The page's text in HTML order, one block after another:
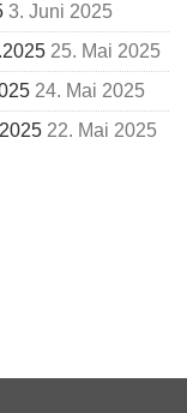
3. Juni 2025
25. Mai 2025
24. Mai 2025
22. Mai 2025